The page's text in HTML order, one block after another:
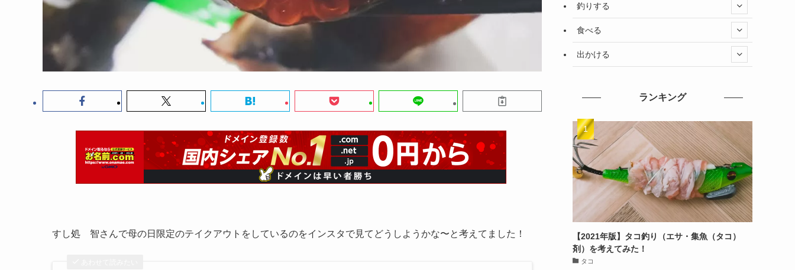
すし処 智さんで母の日限定のテイクアウトをしているのをインスタで見てどうしようかな〜と考えてました！
釣りする
食べる
出かける
ランキング
【2021年版】タコ釣り（エサ・集魚（タコ）
剤）を考えてみた！
タコ